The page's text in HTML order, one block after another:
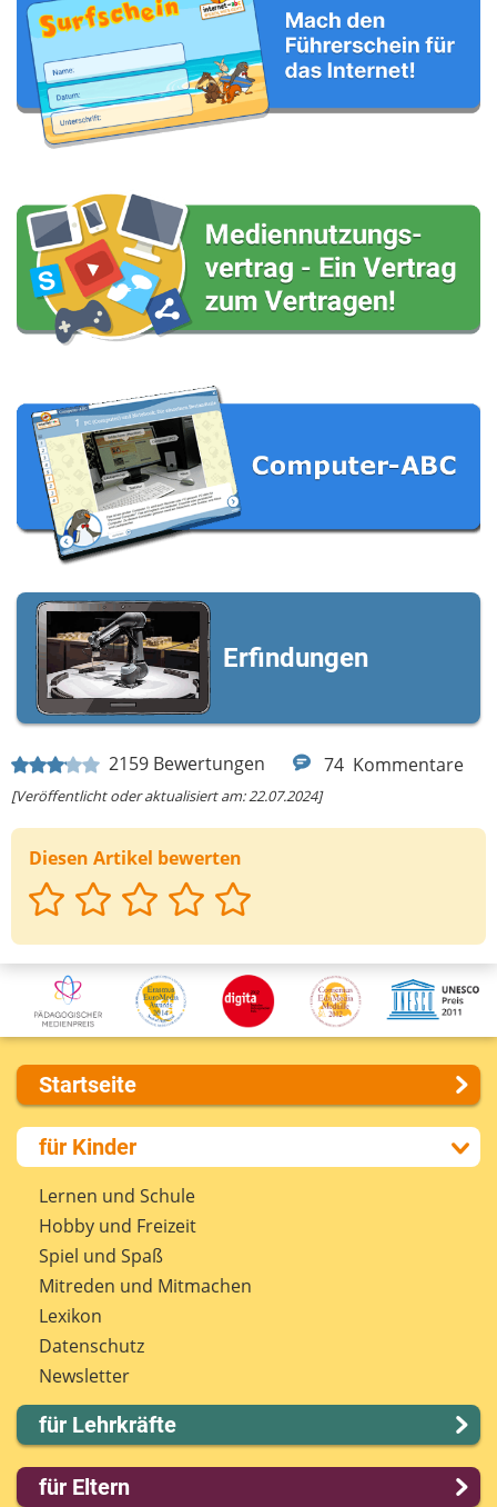
2159 Bewertungen 74 Kommentare
[Veröffentlicht oder aktualisiert am: 22.07.2024]
Diesen Artikel bewerten
Erfindungen
Startseite
Über uns
Presse
Kontakt
Impressum
Internet-ABC Sitemap
Barrierefreiheit
Länderprojekte
für Kinder
Lernen und Schule
Hobby und Freizeit
Spiel und Spaß
Mitreden und Mitmachen
Lexikon
Datenschutz
Newsletter
für Lehrkräfte
Lernmodule
für Eltern